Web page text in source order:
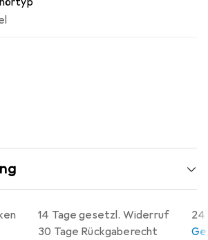
14 Tage gesetzl. Widerruf
30 Tage Rückgaberecht
24